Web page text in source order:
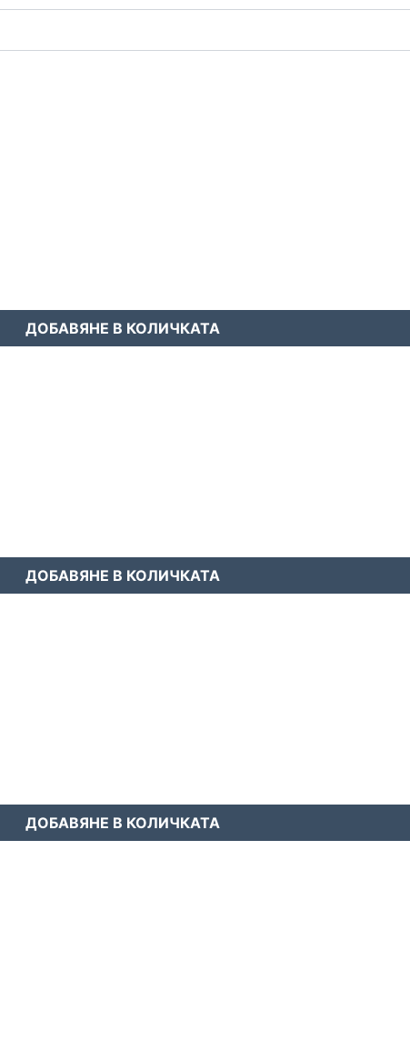
ДОБАВЯНЕ В КОЛИЧКАТА
ДОБАВЯНЕ В КОЛИЧКАТА
ДОБАВЯНЕ В КОЛИЧКАТА